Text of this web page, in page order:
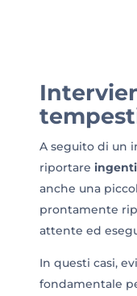
A seguito di un
riportare
anche una
prontamente
attente ed
In questi casi,
fondamentale